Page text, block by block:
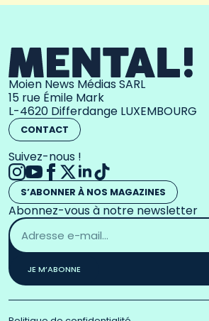
Moien News Médias SARL
15 rue Émile Mark
L-4620 Differdange LUXEMBOURG
CONTACT
Suivez-nous !
S’ABONNER À NOS MAGAZINES
Abonnez-vous à notre newsletter
Adresse
email
*
JE M’ABONNE